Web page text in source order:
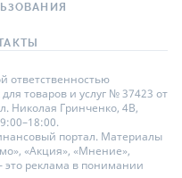
ответственностью
товаров и услуг № 37423 от
Николая Гринченко, 4В,
портал. Материалы
«Акция», «Мнение»,
это реклама в понимании